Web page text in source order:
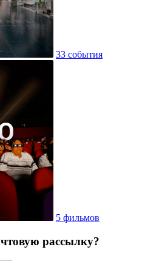
33 события
5 фильмов
рассылку?